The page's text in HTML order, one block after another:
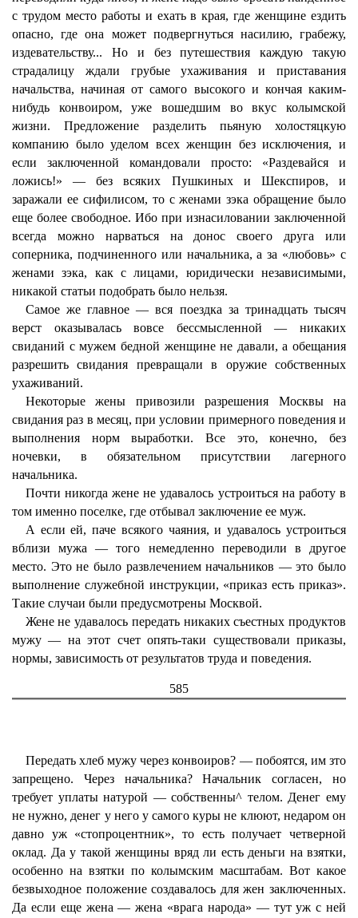
с трудом место работы и ехать в края, где женщине ездить
опасно, где она может подвергнуться насилию, грабежу,
издевательству... Но и без путешествия каждую такую
страдалицу ждали грубые ухаживания и приставания
начальства, начиная от самого высокого и кончая каким-
нибудь конвоиром, уже вошедшим во вкус колымской
жизни. Предложение разделить пьяную холостяцкую
компанию было уделом всех женщин без исключения, и
если заключенной командовали просто: «Раздевайся и
ложись!» — без всяких Пушкиных и Шекспиров, и
заражали ее сифилисом, то с женами зэка обращение было
еще более свободное. Ибо при изнасиловании заключенной
всегда можно нарваться на донос своего друга или
соперника, подчиненного или начальника, а за «любовь» с
женами зэка, как с лицами, юридически независимыми,
никакой статьи подобрать было нельзя.
Самое же главное — вся поездка за тринадцать тысяч
верст оказывалась вовсе бессмысленной — никаких
свиданий с мужем бедной женщине не давали, а обещания
разрешить свидания превращали в оружие собственных
ухаживаний.
Некоторые жены привозили разрешения Москвы на
свидания раз в месяц, при условии примерного поведения и
выполнения норм выработки. Все это, конечно, без
ночевки, в обязательном присутствии лагерного
начальника.
Почти никогда жене не удавалось устроиться на работу в
том именно поселке, где отбывал заключение ее муж.
А если ей, паче всякого чаяния, и удавалось устроиться
вблизи мужа — того немедленно переводили в другое
место. Это не было развлечением начальников — это было
выполнение служебной инструкции, «приказ есть приказ».
Такие случаи были предусмотрены Москвой.
Жене не удавалось передать никаких съестных продуктов
мужу — на этот счет опять-таки существовали приказы,
нормы, зависимость от результатов труда и поведения.
585
Передать хлеб мужу через конвоиров? — побоятся, им зто
запрещено. Через начальника? Начальник согласен, но
требует уплаты натурой — собственны^ телом. Денег ему
не нужно, денег у него у самого куры не клюют, недаром он
давно уж «стопроцентник», то есть получает четверной
оклад. Да у такой женщины вряд ли есть деньги на взятки,
особенно на взятки по колымским масштабам. Вот какое
безвыходное положение создавалось для жен заключенных.
Да если еще жена — жена «врага народа» — тут уж с ней